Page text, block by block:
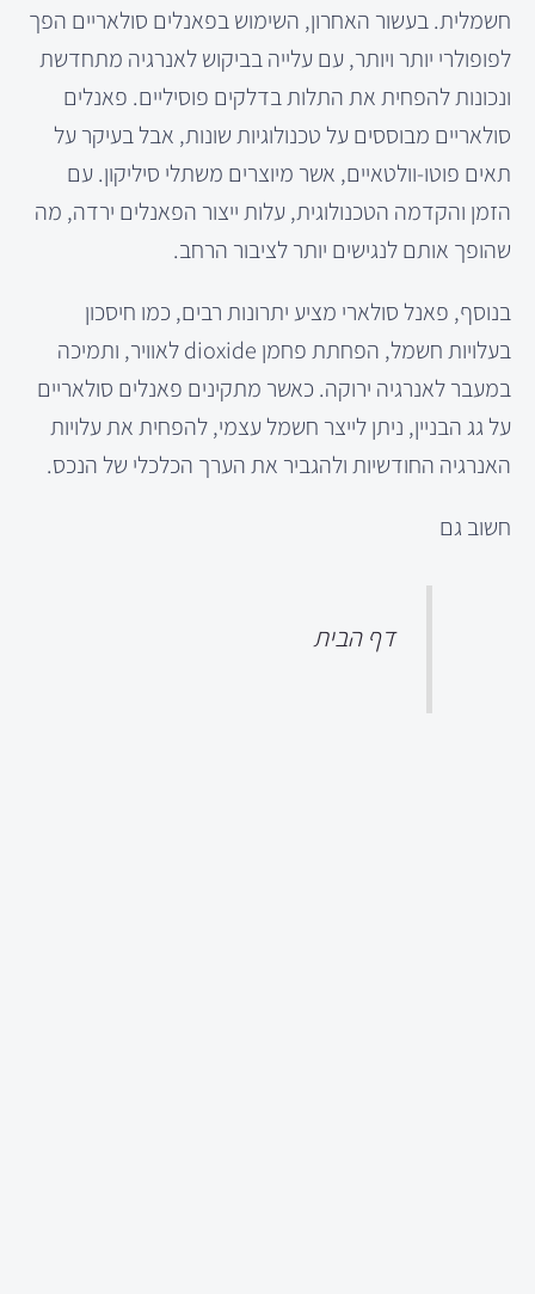
חשמלית. בעשור האחרון, השימוש בפאנלים סולאריים הפך
לפופולרי יותר ויותר, עם עלייה בביקוש לאנרגיה מתחדשת
ונכונות להפחית את התלות בדלקים פוסיליים. פאנלים
סולאריים מבוססים על טכנולוגיות שונות, אבל בעיקר על
תאים פוטו-וולטאיים, אשר מיוצרים משתלי סיליקון. עם
הזמן והקדמה הטכנולוגית, עלות ייצור הפאנלים ירדה, מה
שהופך אותם לנגישים יותר לציבור הרחב.
בנוסף, פאנל סולארי מציע יתרונות רבים, כמו חיסכון
בעלויות חשמל, הפחתת פחמן dioxide לאוויר, ותמיכה
במעבר לאנרגיה ירוקה. כאשר מתקינים פאנלים סולאריים
על גג הבניין, ניתן לייצר חשמל עצמי, להפחית את עלויות
האנרגיה החודשיות ולהגביר את הערך הכלכלי של הנכס.
חשוב גם
דף הבית